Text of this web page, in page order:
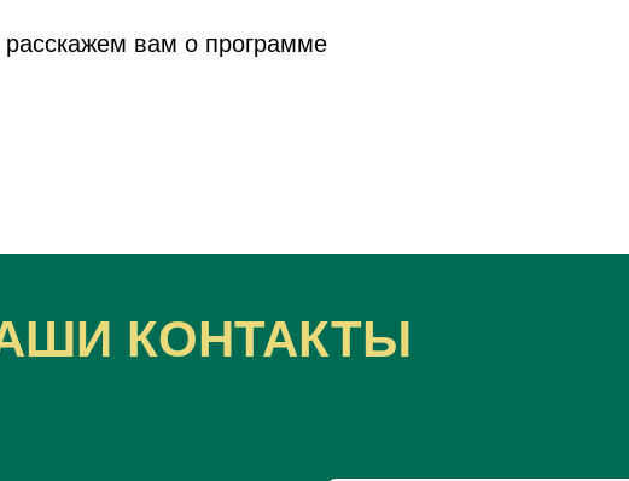
вам о программе
КОНТАКТЫ